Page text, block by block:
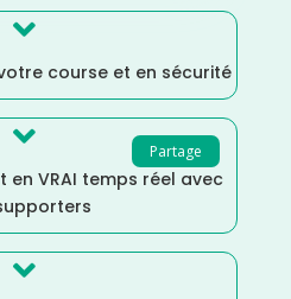

course et en sécurité
Partage

VRAI temps réel avec
